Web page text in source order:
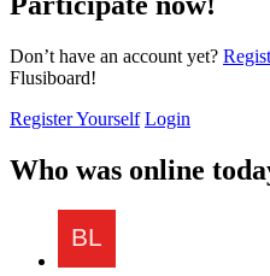
Don’t have an account yet?
Flusiboard!
Register Yourself Login
Who was online